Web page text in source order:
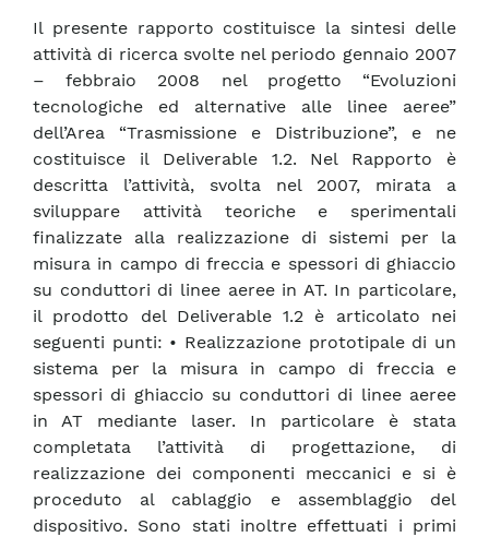
Il presente rapporto costituisce la sintesi delle
attività di ricerca svolte nel periodo gennaio 2007
– febbraio 2008 nel progetto “Evoluzioni
tecnologiche ed alternative alle linee aeree”
dell’Area “Trasmissione e Distribuzione”, e ne
costituisce il Deliverable 1.2. Nel Rapporto è
descritta l’attività, svolta nel 2007, mirata a
sviluppare attività teoriche e sperimentali
finalizzate alla realizzazione di sistemi per la
misura in campo di freccia e spessori di ghiaccio
su conduttori di linee aeree in AT. In particolare,
il prodotto del Deliverable 1.2 è articolato nei
seguenti punti: • Realizzazione prototipale di un
sistema per la misura in campo di freccia e
spessori di ghiaccio su conduttori di linee aeree
in AT mediante laser. In particolare è stata
completata l’attività di progettazione, di
realizzazione dei componenti meccanici e si è
proceduto al cablaggio e assemblaggio del
dispositivo. Sono stati inoltre effettuati i primi